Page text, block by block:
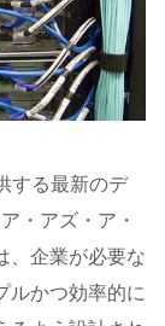
する最新のデ
・アズ・ア・
、企業が必要な
ルかつ効率的に